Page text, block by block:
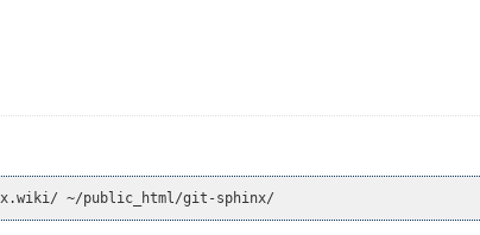
~/public_html/git-sphinx/